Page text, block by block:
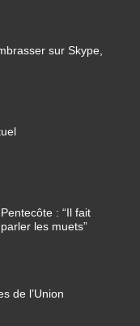
sur Skype,
: “Il fait
les muets”
de l’Union